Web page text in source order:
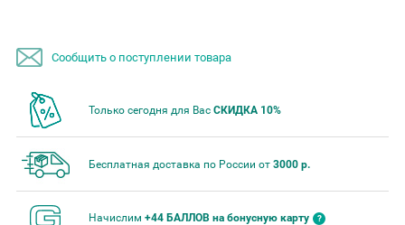
Сообщить о поступлении товара
Только сегодня для Вас СКИДКА 10%
Бесплатная доставка по России от 3000 р.
Начислим +44 БАЛЛОВ на бонусную карту